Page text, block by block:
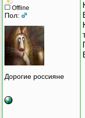
Offline
Пол:
Дорогие россияне